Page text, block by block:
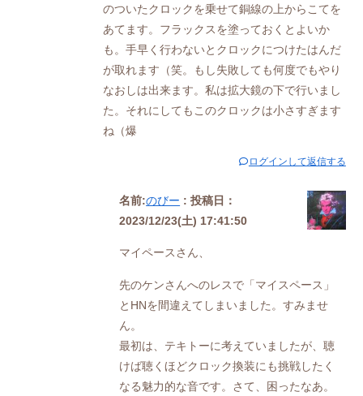
のついたクロックを乗せて銅線の上からこてを
あてます。フラックスを塗っておくとよいか
も。手早く行わないとクロックにつけたはんだ
が取れます（笑。もし失敗しても何度でもやり
なおしは出来ます。私は拡大鏡の下で行いまし
た。それにしてもこのクロックは小さすぎます
ね（爆
ログインして返信する
名前:のびー : 投稿日：
2023/12/23(土) 17:41:50
マイペースさん、
先のケンさんへのレスで「マイスペース」
とHNを間違えてしまいました。すみませ
ん。
最初は、テキトーに考えていましたが、聴
けば聴くほどクロック換装にも挑戦したく
なる魅力的な音です。さて、困ったなあ。